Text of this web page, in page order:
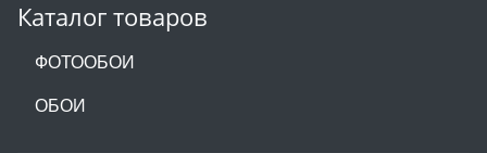
Каталог товаров
ФОТООБОИ
ОБОИ